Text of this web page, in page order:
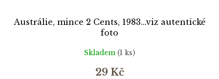
Austrálie, mince 2 Cents, 1983...viz autentické
foto
Skladem (1 ks)
29 Kč